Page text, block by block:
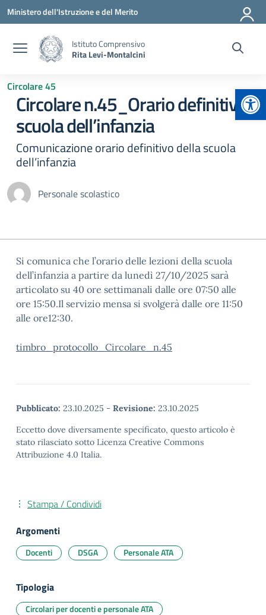
Vai ai contenuti
Vai al menu di navigazione
Vai al footer
Ministero dell'Istruzione e del Merito
Istituto Comprensivo
Rita Levi-Montalcini
Circolare 45
Circolare n.45_Orario definitivo
scuola dell’infanzia
Comunicazione orario definitivo della scuola
dell’infanzia
Personale scolastico
Si comunica che l’orario delle lezioni della scuola
dell’infanzia a partire da lunedì 27/10/2025 sarà
articolato su 40 ore settimanali dalle ore 07:50 alle
ore 15:50.Il servizio mensa si svolgerà dalle ore 11:50
alle ore12:30.
timbro_protocollo_Circolare_n.45
Pubblicato: 23.10.2025 - Revisione: 23.10.2025
Eccetto dove diversamente specificato, questo articolo è
stato rilasciato sotto Licenza Creative Commons
Attribuzione 4.0 Italia.
Stampa / Condividi
Argomenti
Docenti DSGA Personale ATA
Tipologia
Circolari per docenti e personale ATA